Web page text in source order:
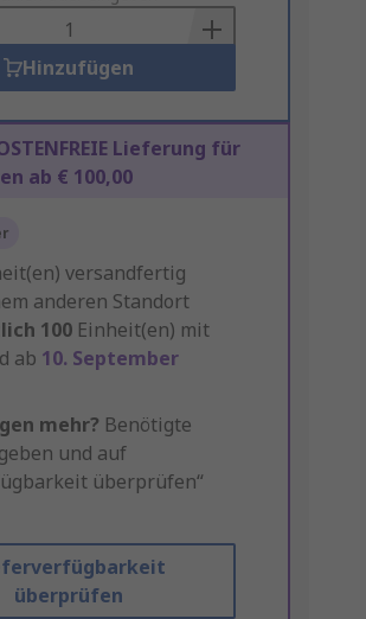
Hinzufügen
Lieferung für
ab € 100,00
versandfertig
anderen Standort
100 Einheit(en) mit
ab 10. September
mehr? Benötigte
und auf
überprüfen“
überprüfen